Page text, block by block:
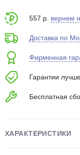
557 р. вернем
Доставка по
Фирменная
Гарантии
Бесплатная
ХАРАКТЕРИСТИКИ
Подробнее